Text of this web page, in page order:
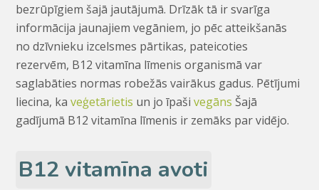
bezrūpīgiem šajā jautājumā. Drīzāk tā ir svarīga
informācija jaunajiem vegāniem, jo pēc atteikšanās
no dzīvnieku izcelsmes pārtikas, pateicoties
rezervēm, B12 vitamīna līmenis organismā var
saglabāties normas robežās vairākus gadus. Pētījumi
liecina, kaveģetārietis un jo īpašivegāns Šajā
gadījumā B12 vitamīna līmenis ir zemāks par vidējo.
B12 vitamīna avoti